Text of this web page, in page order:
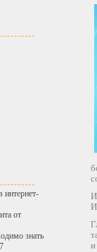
от
знать